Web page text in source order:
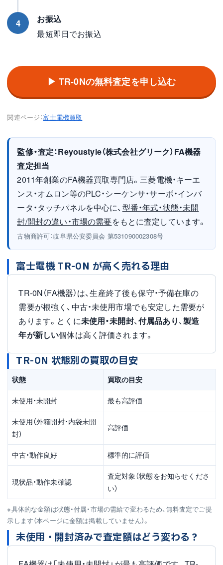
4
お振込
最短即日でお振込
▶ TR-0Nの無料査定を申し込む
関連ページ：富士電機買取
監修・査定：Reyoustyle（株式会社グリーク）FA機器
査定担当
2011年創業のFA機器買取専門店。三菱電機・キーエ
ンス・オムロン等のPLC・シーケンサ・サーボ・インバ
ータ・タッチパネルを中心に、 型番・年式・状態・未開
封/開封の違い・市場の需要をもとに査定しています。
古物商許可：岐阜県公安委員会 第531090002308号
富士電機 TR-0N が高く売れる理由
TR-0N（FA機器）は、生産終了後も保守・予備在庫の
需要が根強く、中古・未使用市場でも安定した需要が
あります。とくに未使用・未開封、付属品あり、製造
年が新しい個体は高く評価されます。
TR-0N 状態別の買取の目安
状態 買取の目安
未使用・未開封 最も高評価
未使用（外箱開封・内袋未開
封）
高評価
中古・動作良好 標準的に評価
現状品・動作未確認
査定対象（状態をお知らせくださ
い）
※具体的な金額は状態・付属・市場の需給で変わるため、無料査定でご提
示します（本ページに金額は掲載していません）。
未使用・開封済みで査定額はどう変わる？